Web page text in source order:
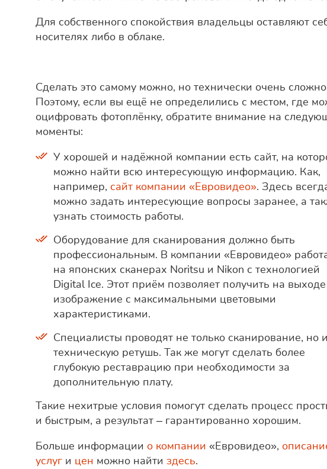
Для собственного спокойствия владельцы оставляют
носителях либо в облаке.
Сделать это самому можно, но технически очень
Поэтому, если вы ещё не определились с местом, где
оцифровать фотоплёнку, обратите внимание на
моменты:
У хорошей и надёжной компании есть сайт, на
можно найти всю интересующую информацию. Как,
например, сайт компании «Евровидео». Здесь
можно задать интересующие вопросы заранее, а
узнать стоимость работы.
Оборудование для сканирования должно быть
профессиональным. В компании «Евровидео»
на японских сканерах Noritsu и Nikon с технологией
Digital Ice. Этот приём позволяет получить на выходе
изображение с максимальными цветовыми
характеристиками.
Специалисты проводят не только сканирование, но и
техническую ретушь. Так же могут сделать более
глубокую реставрацию при необходимости за
дополнительную плату.
Такие нехитрые условия помогут сделать процесс
и быстрым, а результат – гарантированно хорошим.
Больше информации о компании «Евровидео»,
услуг и цен можно найти здесь.